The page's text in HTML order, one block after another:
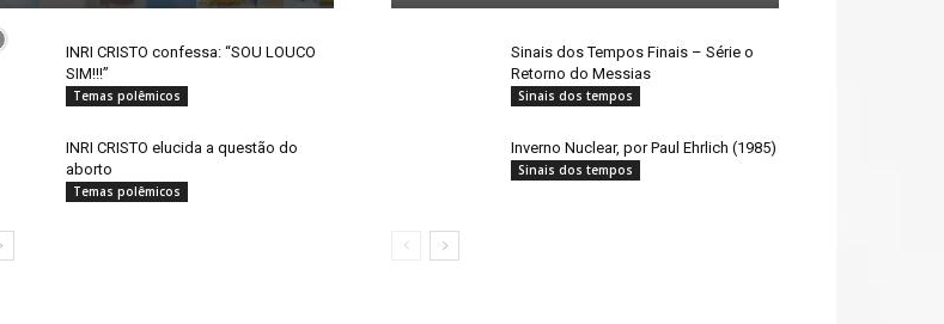
INRI CRISTO confessa: “SOU LOUCO
SIM!!!”
Temas polêmicos
INRI CRISTO elucida a questão do
aborto
Temas polêmicos
Sinais dos Tempos Finais – Série o
Retorno do Messias
Sinais dos tempos
Inverno Nuclear, por Paul Ehrlich (1985)
Sinais dos tempos